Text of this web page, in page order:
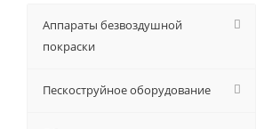
Аппараты безвоздушной
покраски
Пескоструйное оборудование